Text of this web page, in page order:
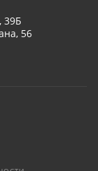
39Б
56